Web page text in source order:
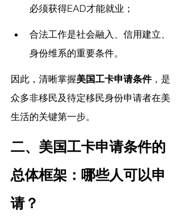
必须获得EAD才能就业；
合法工作是社会融入、信用建立、
身份维系的重要条件。
因此，清晰掌握美国工卡申请条件，是
众多非移民及待定移民身份申请者在美
生活的关键第一步。
二、美国工卡申请条件的
总体框架：哪些人可以申
请？